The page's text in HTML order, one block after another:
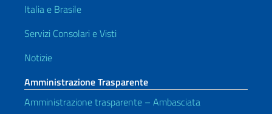
Italia e Brasile
Servizi Consolari e Visti
Notizie
Amministrazione Trasparente
Amministrazione trasparente – Ambasciata